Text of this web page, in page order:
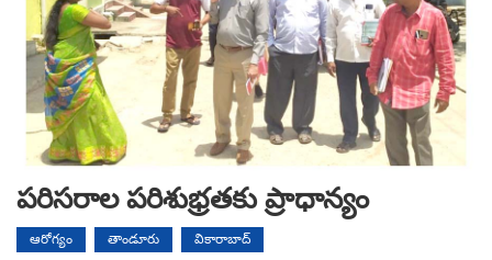
పరిసరాల పరిశుభ్ర‌త‌కు ప్రాధాన్యం
ఆరోగ్యం తాండూరు వికారాబాద్